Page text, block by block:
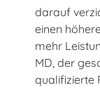
darauf
einen
mehr
MD, der
qualifizierte